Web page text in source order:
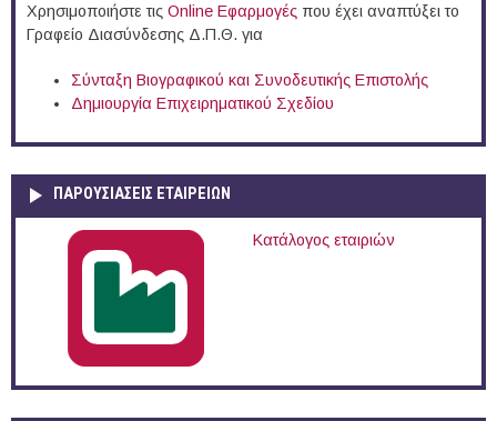
Χρησιμοποιήστε τις Online Eφαρμογές που έχει αναπτύξει το
Γραφείο Διασύνδεσης Δ.Π.Θ. για
Σύνταξη Βιογραφικού και Συνοδευτικής Επιστολής
Δημιουργία Επιχειρηματικού Σχεδίου
ΠΑΡΟΥΣΙΆΣΕΙΣ ΕΤΑΙΡΕΙΏΝ
Κατάλογος εταιριών